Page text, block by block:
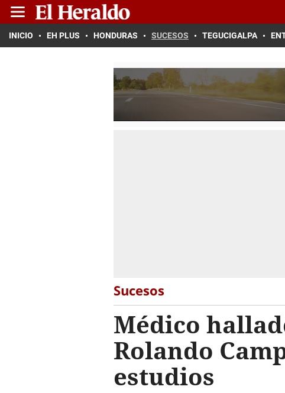
INICIO EH PLUS HONDURAS SUCESOS TEGUCIGALPA
Sucesos
Médico
Rolando
estudios